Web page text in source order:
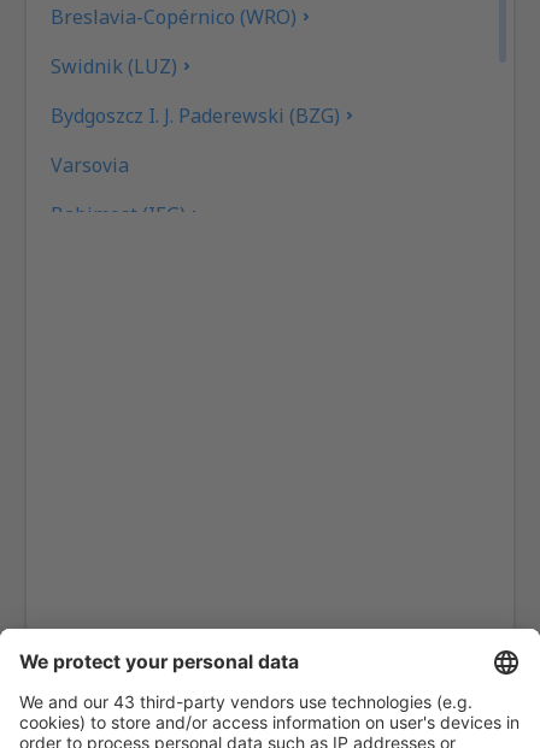
Breslavia-Copérnico (WRO)
Swidnik (LUZ)
Bydgoszcz I. J. Paderewski (BZG)
Varsovia
Babimost (IEG)